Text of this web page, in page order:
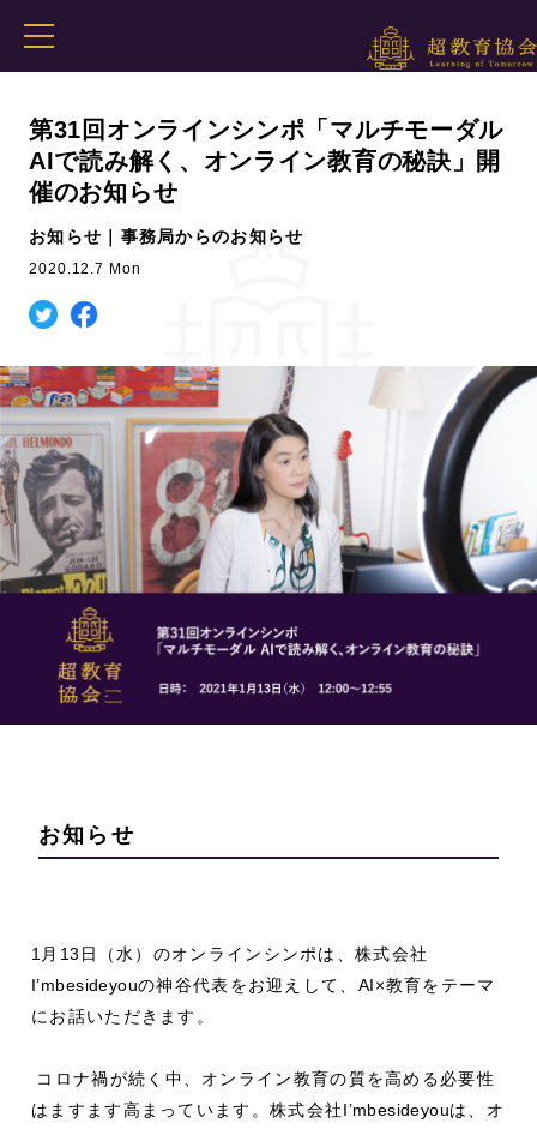
第31回オンラインシンポ「マルチモーダル
AIで読み解く、オンライン教育の秘訣」開
催のお知らせ
お知らせ｜事務局からのお知らせ
2020.12.7 Mon
お知らせ
1 月 13 日（水）のオンラインシンポは、株式会社
I’mbesideyouの神谷代表をお迎えして、 AI×教育をテーマ
にお話いただきます。
コロナ禍が続く中、オンライン教育の質を高める必要性
はますます高まっています。株式会社I’mbesideyouは、オ